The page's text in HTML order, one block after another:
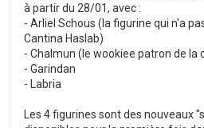
à partir du 28/01, avec :
- Arliel Schous (la figurine qui n'a
Cantina Haslab)
- Chalmun (le wookiee patron de la
- Garindan
- Labria
Les 4 figurines sont des nouveaux